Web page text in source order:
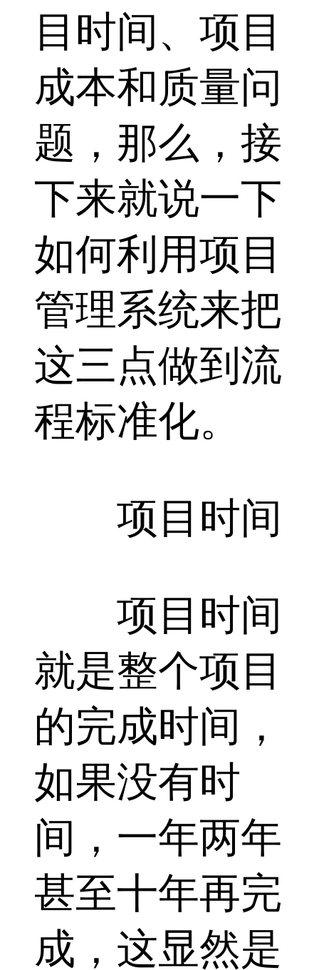
目时间、项目
成本和质量问
题，那么，接
下来就说一下
如何利用项目
管理系统来把
这三点做到流
程标准化。
项目时间
项目时间
就是整个项目
的完成时间，
如果没有时
间，一年两年
甚至十年再完
成，这显然是